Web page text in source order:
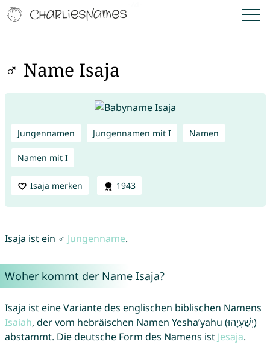
♂ Name Isaja
Jungennamen Jungennamen mit I Namen
Namen mit I
Isaja merken 1943
Isaja ist ein ♂ Jungenname.
Woher kommt der Name Isaja?
Isaja ist eine Variante des englischen biblischen Namens
Isaiah, der vom hebräischen Namen Yesha’yahu (יְשַׁעְיָהוּ)
abstammt. Die deutsche Form des Namens ist Jesaja.